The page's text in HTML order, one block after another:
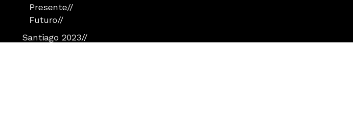
Presente//
Futuro//
Santiago 2023//